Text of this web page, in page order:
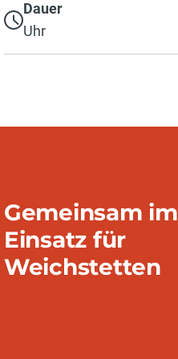
Dauer
Uhr
Gemeinsam im
Einsatz für
Weichstetten